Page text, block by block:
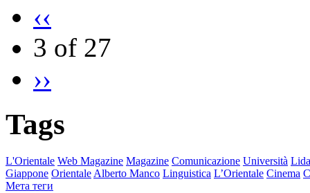
‹‹
3 of 27
››
Tags
L'Orientale Web Magazine Magazine Comunicazione Università
Giappone Orientale Alberto Manco Linguistica L’Orientale Cinema
Мета теги